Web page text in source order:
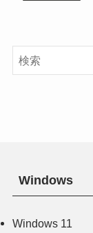
Windows
Windows 11